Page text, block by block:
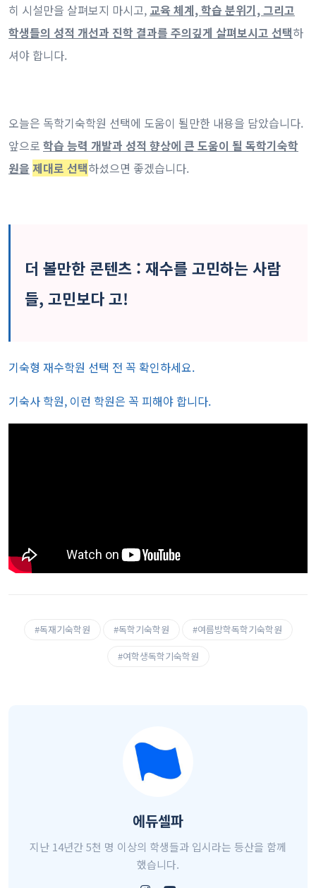
히 시설만을 살펴보지 마시고, 교육 체계, 학습 분위기, 그리고
학생들의 성적 개선과 진학 결과를 주의깊게 살펴보시고 선택하
셔야 합니다.
오늘은 독학기숙학원 선택에 도움이 될만한 내용을 담았습니다.
앞으로 학습 능력 개발과 성적 향상에 큰 도움이 될 독학기숙학
원을 제대로 선택하셨으면 좋겠습니다.
더 볼만한 콘텐츠 : 재수를 고민하는 사람
들, 고민보다 고!
기숙형 재수학원 선택 전 꼭 확인하세요.
기숙사 학원, 이런 학원은 꼭 피해야 합니다.
#독재기숙학원 #독학기숙학원
#여름방학독학기숙학원
#여학생독학기숙학원
에듀셀파
지난 14년간 5천 명 이상의 학생들과 입시라는 등산을 함께
했습니다.